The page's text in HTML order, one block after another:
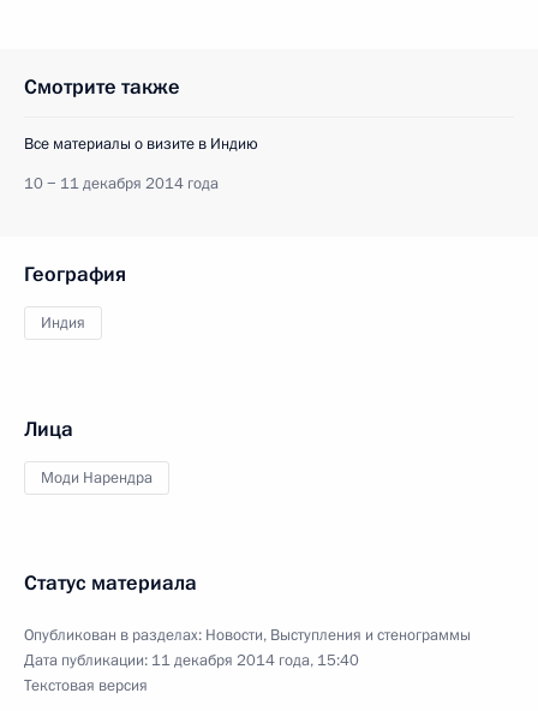
Смотрите также
Все материалы о визите в Индию
10 − 11 декабря 2014 года
География
Индия
Лица
Моди Нарендра
Статус материала
Опубликован в разделах: Новости, Выступления и стенограммы
Дата публикации: 11 декабря 2014 года, 15:40
Текстовая версия